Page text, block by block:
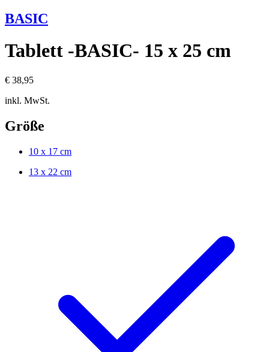
BASIC
Tablett -BASIC- 15 x 25 cm
€ 38,95
inkl. MwSt.
Größe
10 x 17 cm
13 x 22 cm